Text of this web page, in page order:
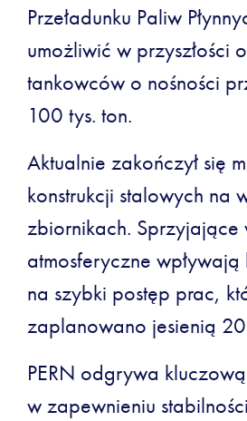
Przeładunku Paliw
umożliwić w przyszłości
tankowców o nośności
100 tys. ton.
Aktualnie zakończył się
konstrukcji stalowych na
zbiornikach. Sprzyjające
atmosferyczne wpływają
na szybki postęp prac,
zaplanowano jesienią
PERN odgrywa
w zapewnieniu